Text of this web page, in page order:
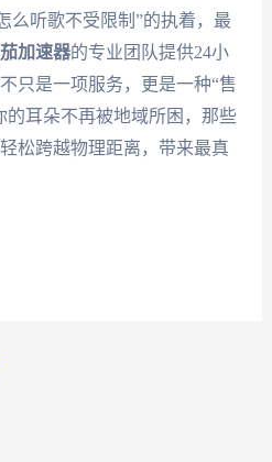
么听歌不受限制”的执着，最
加速器的专业团队提供24小
只是一项服务，更是一种“售
的耳朵不再被地域所困，那些
松跨越物理距离，带来最真